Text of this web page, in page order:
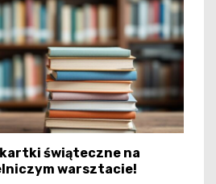
świąteczne na
warsztacie!